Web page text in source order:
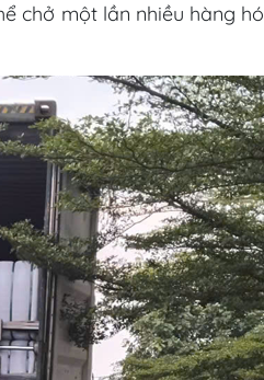
chở một lần nhiều hàng